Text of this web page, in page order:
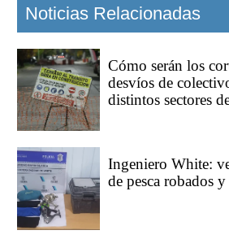
Noticias Relacionadas
Cómo serán los
desvíos de
distintos sectores
Ingeniero White:
de pesca robados